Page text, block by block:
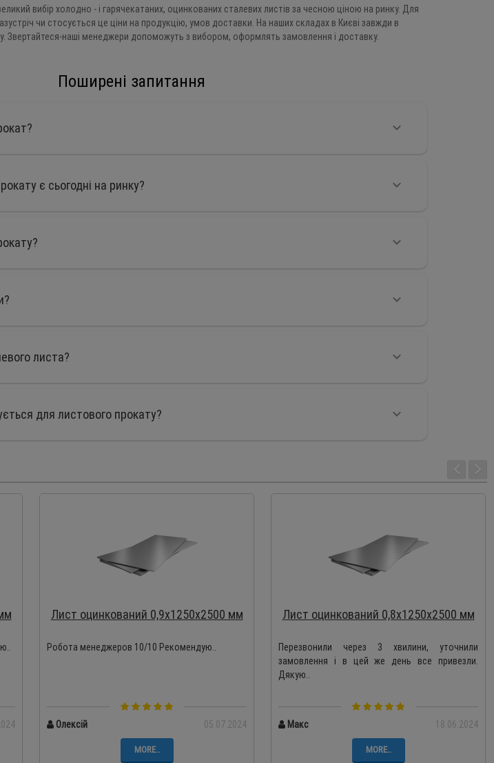
вибір холодно - і гарячекатаних, оцинкованих сталевих листів за чесною ціною на ринку. Для
чи стосується це ціни на продукцію, умов доставки. На наших складах в Києві завжди в
Звертайтеся-наші менеджери допоможуть з вибором, оформлять замовлення і доставку.
Поширені запитання
є сьогодні на ринку?
листа?
для листового прокату?
Лист оцинкований 0,9х1250х2500 мм
Робота менеджеров 10/10 Рекомендую..
Олексій 05.07.2024
MORE..
Лист оцинкований 0,8х1250х2500 мм
Перезвонили через 3 хвилини, уточнили
замовлення і в цей же день все привезли.
Дякую..
Макс 18.06.2024
MORE..